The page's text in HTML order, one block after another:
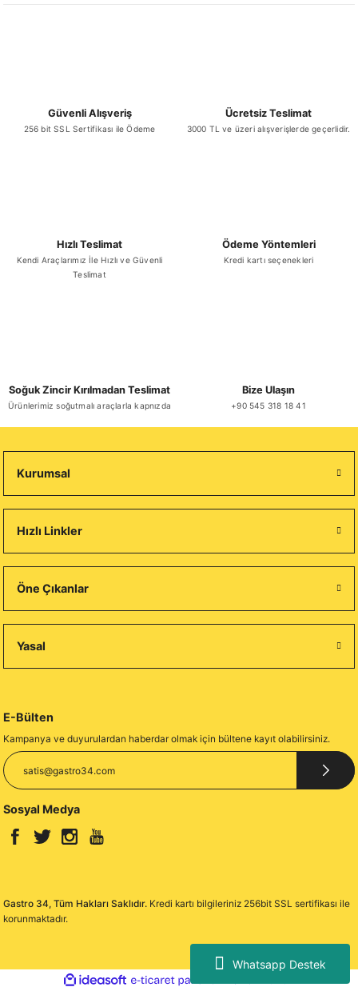
Whatsapp Destek
Ürün açıklamasında eksik bilgiler bulunuyor.
Güvenli Alışveriş
256 bit SSL Sertifikası ile Ödeme
Ücretsiz Teslimat
3000 TL ve üzeri alışverişlerde geçerlidir.
Hızlı Teslimat
Kendi Araçlarımız İle Hızlı ve Güvenli
Teslimat
Ödeme Yöntemleri
Kredi kartı seçenekleri
Soğuk Zincir Kırılmadan Teslimat
Ürünlerimiz soğutmalı araçlarla kapnızda
Bize Ulaşın
+90 545 318 18 41
Kurumsal
Hızlı Linkler
Öne Çıkanlar
Yasal
E-Bülten
Kampanya ve duyurulardan haberdar olmak için bültene kayıt olabilirsiniz.
Sosyal Medya
Gastro 34, Tüm Hakları Saklıdır. Kredi kartı bilgileriniz 256bit SSL sertifikası ile
korunmaktadır.
ideasoft